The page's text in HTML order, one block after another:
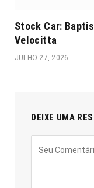
Stock Car:
Velocitta
JULHO 27, 2026
DEIXE UMA